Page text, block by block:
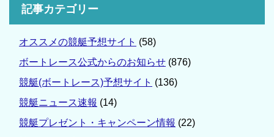
記事カテゴリー
オススメの競艇予想サイト (58)
ボートレース公式からのお知らせ (876)
競艇(ボートレース)予想サイト (136)
競艇ニュース速報 (14)
競艇プレゼント・キャンペーン情報 (22)